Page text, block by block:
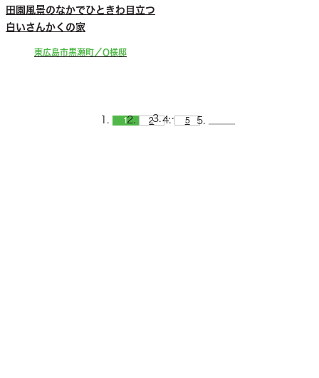
田園風景のなかでひときわ目立つ
白いさんかくの家
東広島市黒瀬町／O様邸
1 2 … 5